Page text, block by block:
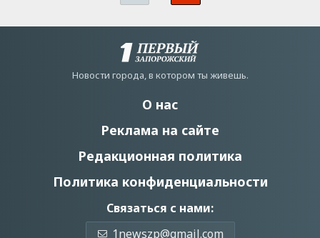
Новости города, в котором ты живешь.
О нас
Реклама на сайте
Редакционная политика
Политика конфиденциальности
Связаться с нами:
1newszp@gmail.com